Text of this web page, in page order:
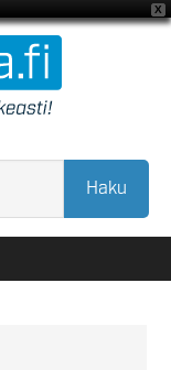
X
Haku